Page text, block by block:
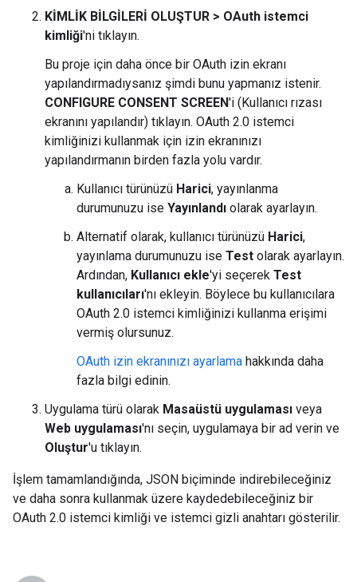
KİMLİK BİLGİLERİ OLUŞTUR > OAuth istemci
kimliği'ni tıklayın.
Bu proje için daha önce bir OAuth izin ekranı
yapılandırmadıysanız şimdi bunu yapmanız istenir.
CONFIGURE CONSENT SCREEN'i (Kullanıcı rızası
ekranını yapılandır) tıklayın. OAuth 2.0 istemci
kimliğinizi kullanmak için izin ekranınızı
yapılandırmanın birden fazla yolu vardır.
Kullanıcı türünüzü Harici, yayınlanma
durumunuzu ise Yayınlandı olarak ayarlayın.
Alternatif olarak, kullanıcı türünüzü Harici,
yayınlama durumunuzu ise Test olarak ayarlayın.
Ardından, Kullanıcı ekle'yi seçerek Test
kullanıcıları'nı ekleyin. Böylece bu kullanıcılara
OAuth 2.0 istemci kimliğinizi kullanma erişimi
vermiş olursunuz.
OAuth izin ekranınızı ayarlama hakkında daha
fazla bilgi edinin.
Uygulama türü olarak Masaüstü uygulaması veya
Web uygulaması'nı seçin, uygulamaya bir ad verin ve
Oluştur'u tıklayın.
İşlem tamamlandığında, JSON biçiminde indirebileceğiniz
ve daha sonra kullanmak üzere kaydedebileceğiniz bir
OAuth 2.0 istemci kimliği ve istemci gizli anahtarı gösterilir.